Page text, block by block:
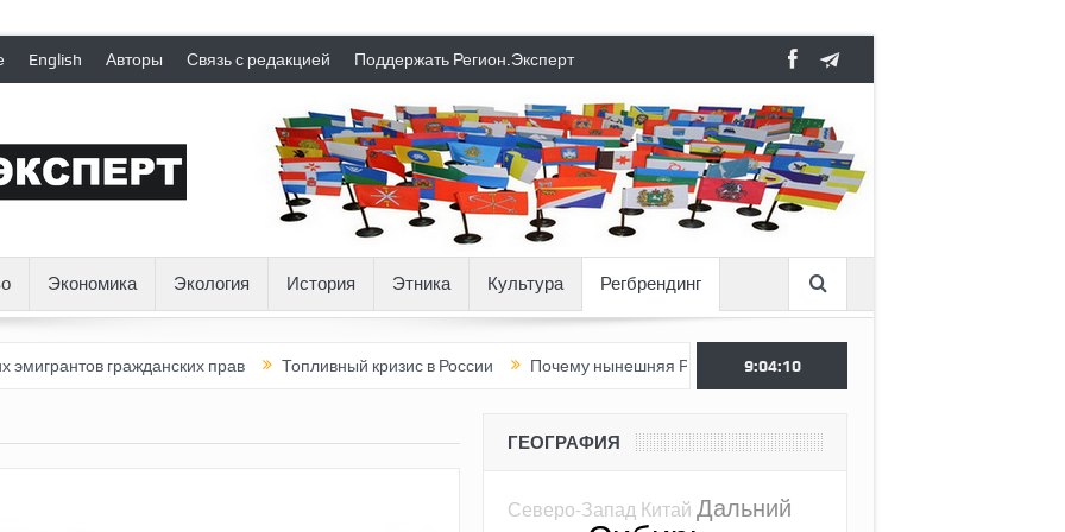
English Авторы Связь с редакцией Поддержать Регион.Эксперт
Экономика Экология История Этника Культура Регбрендинг
гражданских прав Топливный кризис в России Почему нынешняя Россия стала хуже, чем СССР?
9:04:11
ГЕОГРАФИЯ
Северо-Запад Китай Дальний